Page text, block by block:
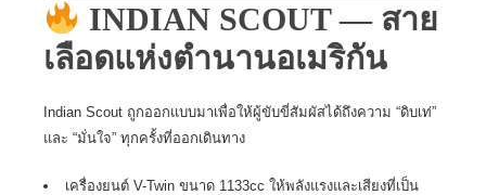
INDIAN SCOUT — สาย
เลือดแห่งตำนานอเมริกัน
Indian Scout ถูกออกแบบมาเพื่อให้ผู้ขับขี่สัมผัสได้ถึงความ “ดิบเท่”
และ “มั่นใจ” ทุกครั้งที่ออกเดินทาง
เครื่องยนต์ V-Twin ขนาด 1133cc ให้พลังแรงและเสียงที่เป็น